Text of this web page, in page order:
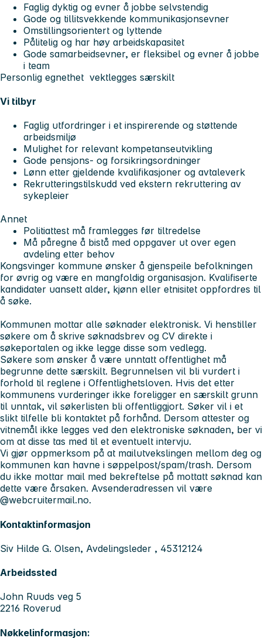
Faglig dyktig og evner å jobbe selvstendig
Gode og tillitsvekkende kommunikasjonsevner
Omstillingsorientert og lyttende
Pålitelig og har høy arbeidskapasitet
Gode samarbeidsevner, er fleksibel og evner å jobbe
i team
Personlig egnethet vektlegges særskilt
Vi tilbyr
Faglig utfordringer i et inspirerende og støttende
arbeidsmiljø
Mulighet for relevant kompetanseutvikling
Gode pensjons- og forsikringsordninger
Lønn etter gjeldende kvalifikasjoner og avtaleverk
Rekrutteringstilskudd ved ekstern rekruttering av
sykepleier
Annet
Politiattest må framlegges før tiltredelse
Må påregne å bistå med oppgaver ut over egen
avdeling etter behov
Kongsvinger kommune ønsker å gjenspeile befolkningen
for øvrig og være en mangfoldig organisasjon. Kvalifiserte
kandidater uansett alder, kjønn eller etnisitet oppfordres til
å søke.
Kommunen mottar alle søknader elektronisk. Vi henstiller
søkere om å skrive søknadsbrev og CV direkte i
søkeportalen og ikke legge disse som vedlegg.
Søkere som ønsker å være unntatt offentlighet må
begrunne dette særskilt. Begrunnelsen vil bli vurdert i
forhold til reglene i Offentlighetsloven. Hvis det etter
kommunens vurderinger ikke foreligger en særskilt grunn
til unntak, vil søkerlisten bli offentliggjort. Søker vil i et
slikt tilfelle bli kontaktet på forhånd. Dersom attester og
vitnemål ikke legges ved den elektroniske søknaden, ber vi
om at disse tas med til et eventuelt intervju.
Vi gjør oppmerksom på at mailutvekslingen mellom deg og
kommunen kan havne i søppelpost/spam/trash. Dersom
du ikke mottar mail med bekreftelse på mottatt søknad kan
dette være årsaken. Avsenderadressen vil være
@webcruitermail.no.
Kontaktinformasjon
Siv Hilde G. Olsen, Avdelingsleder , 45312124
Arbeidssted
John Ruuds veg 5
2216 Roverud
Nøkkelinformasjon: